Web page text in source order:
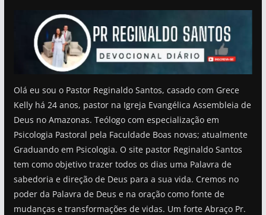
Olá eu sou o Pastor Reginaldo Santos, casado com Grece
Kelly há 24 anos, pastor na Igreja Evangélica Assembleia de
Deus no Amazonas. Teólogo com especialização em
Psicologia Pastoral pela Faculdade Boas novas; atualmente
Graduando em Psicologia. O site pastor Reginaldo Santos
tem como objetivo trazer todos os dias uma Palavra de
sabedoria e direção de Deus para a sua vida. Cremos no
poder da Palavra de Deus e na oração como fonte de
mudanças e transformações de vidas. Um forte Abraço Pr.